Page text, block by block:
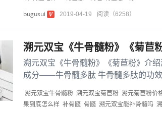
bugusui
2019-04-19 阅读（6258）
溯元双宝《牛骨髓粉》《菊苣
溯元双宝《牛骨髓粉》《菊苣粉》介
成分——牛骨髓多肽 牛骨髓多肽的功
溯元双宝牛骨髓粉 溯元双宝菊苣粉 溯元菊苣粉价
果到底怎么样 补骨髓 骨髓 溯元双宝能补骨髓吗